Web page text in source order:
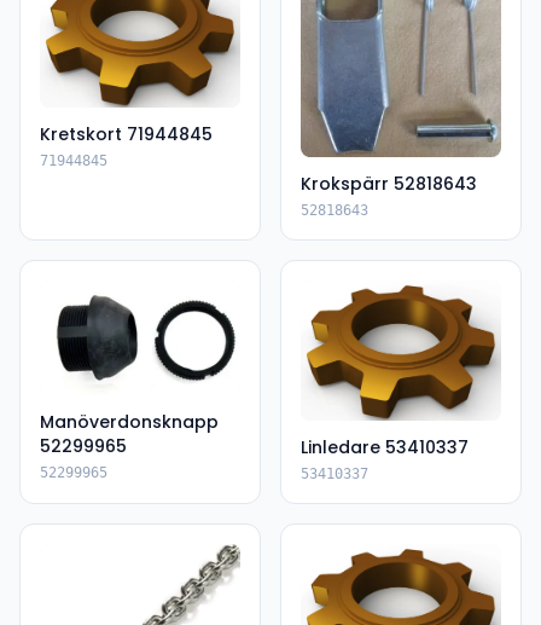
Kretskort 71944845
71944845
Krokspärr 52818643
52818643
Manöverdonsknapp
52299965
52299965
Linledare 53410337
53410337